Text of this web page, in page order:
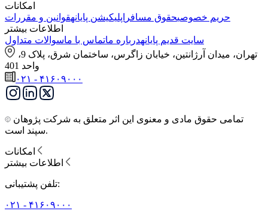
امکانات
حریم خصوصیحقوق مسافر اپلیکیشن پایانهقوانین و مقررات
اطلاعات بیشتر
سایت قدیم پایانهدرباره ماتماس با ماسوالات متداول
واحد 401
۰۲۱ - ۴۱۶۰۹۰۰۰
سپند است.
تلفن پشتیبانی:
۰۲۱ - ۴۱۶۰۹۰۰۰